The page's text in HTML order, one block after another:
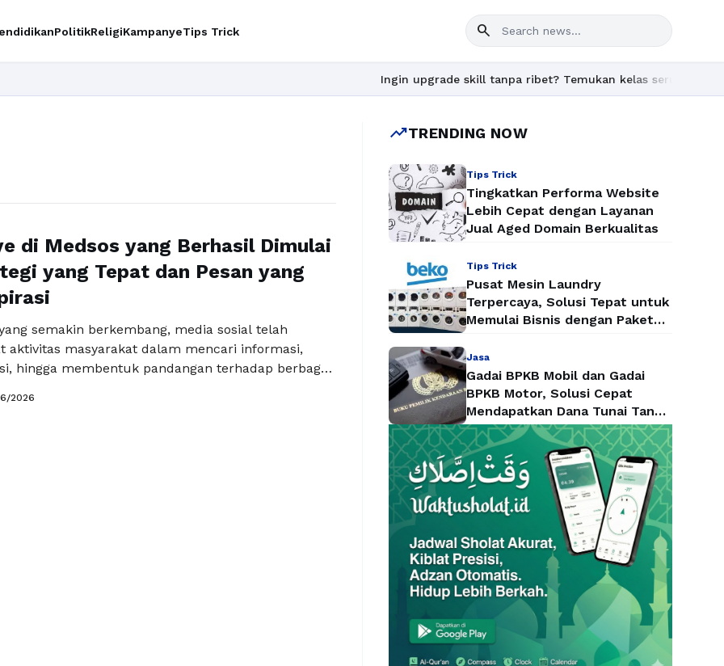
PolitikReligiKampanyeTips Trick search
Ingin upgrade skill tanpa ribet? Temukan kelas seru dan materi
di Medsos yang Berhasil Dimulai
yang Tepat dan Pesan yang
semakin berkembang, media sosial telah
aktivitas masyarakat dalam mencari informasi,
hingga membentuk pandangan terhadap berbagai
ini membuat kampanye di medsos menjadi
paling efektif bagi partai politik untuk
2026
trending_upTRENDING NOW
Tips Trick
Tingkatkan Performa Website
Lebih Cepat dengan Layanan
Jual Aged Domain Berkualitas
Tips Trick
Pusat Mesin Laundry
Terpercaya, Solusi Tepat untuk
Memulai Bisnis dengan Paket
Jasa
Gadai BPKB Mobil dan Gadai
BPKB Motor, Solusi Cepat
Mendapatkan Dana Tunai Tanpa
Kehilangan Kendaraan